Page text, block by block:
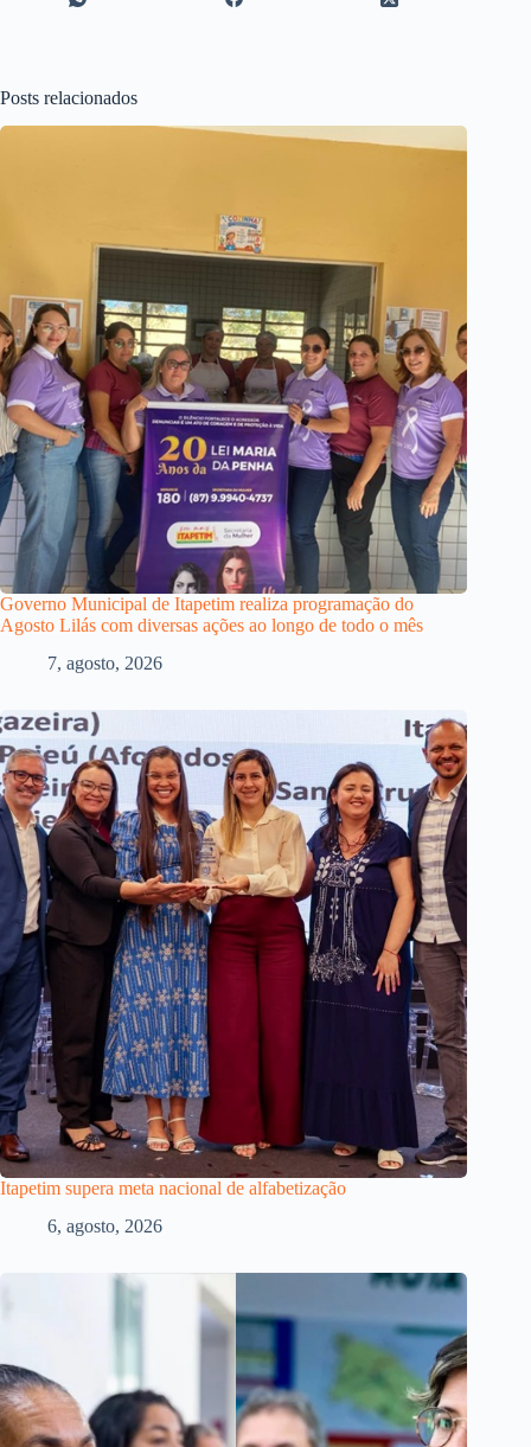
Posts relacionados
Governo Municipal de Itapetim realiza programação do
Agosto Lilás com diversas ações ao longo de todo o mês
7, agosto, 2026
Itapetim supera meta nacional de alfabetização
6, agosto, 2026